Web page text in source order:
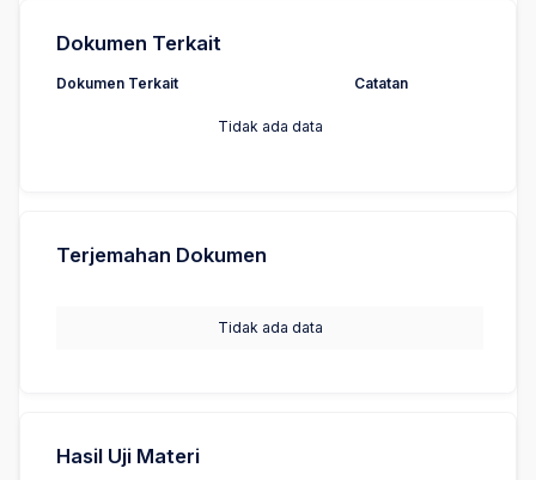
Dokumen Terkait
Dokumen Terkait Catatan
Tidak ada data
Terjemahan Dokumen
Tidak ada data
Hasil Uji Materi